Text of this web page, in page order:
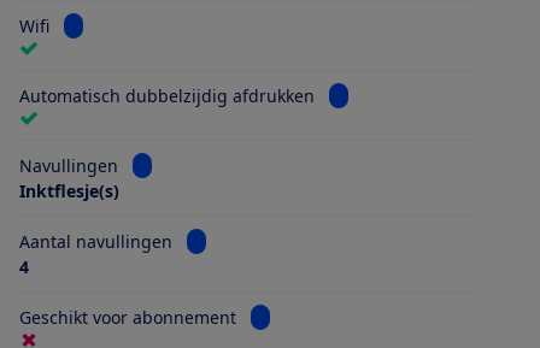
Wifi Bekijk informatie voor Wifi
Automatisch dubbelzijdig afdrukken Bekijk informatie voor
Navullingen
Bekijk informatie voor Navullingen
Inktflesje(s)
Aantal navullingen
Bekijk informatie voor Aantal navullingen
4
Geschikt voor abonnement Bekijk informatie voor Geschikt